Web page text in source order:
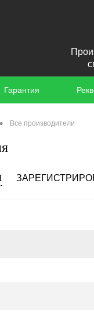
Гарантия
• Все производители